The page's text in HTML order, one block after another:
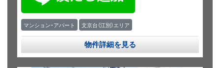
マンション・アパート 文京台（江別）エリア
物件詳細を見る